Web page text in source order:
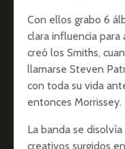
Con ellos grabo 6
clara influencia para
creó los Smiths,
llamarse Steven
con toda su vida
entonces Morrissey.
La banda se
creativos surgidos